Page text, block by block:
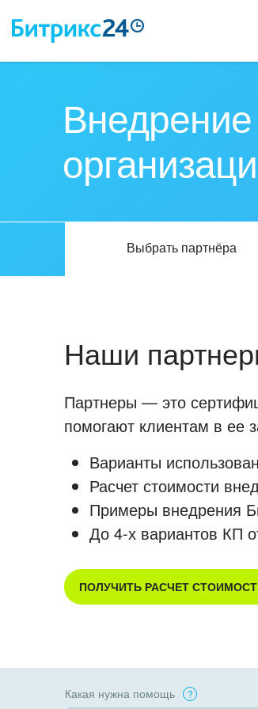
Выбрать партнёра
Наши
Партнеры — это
помогают клиентам в ее
Варианты
Расчет стоимости
Примеры внедрения
До 4-х вариантов КП
ПОЛУЧИТЬ РАСЧЕТ
Какая нужна помощь